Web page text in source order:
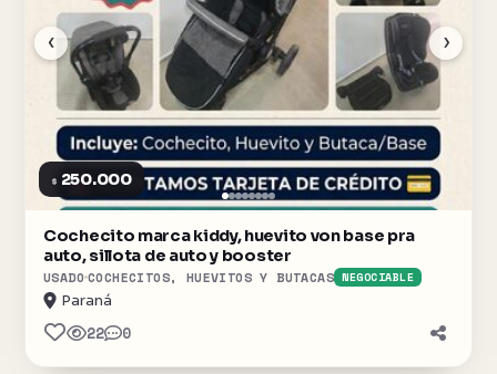
‹ ›
$ 250.000
Cochecito marca kiddy, huevito von base pra
auto, sillota de auto y booster
USADO COCHECITOS, HUEVITOS Y BUTACAS NEGOCIABLE
Paraná
22 0